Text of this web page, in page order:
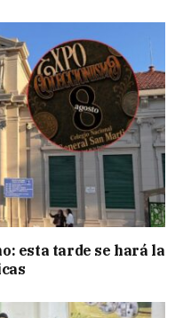
esta tarde se hará la